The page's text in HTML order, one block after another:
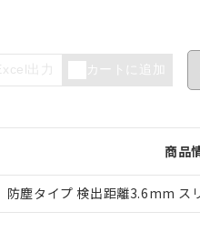
出力 カートに追加
商品
防塵タイプ 検出距離3.6mm
一定数以上の在庫あり
条件をお読みいただき、同意
当社制御機器事業取扱商品の
在庫状況および標準価格照会
のであり、閲覧された時点での
い。